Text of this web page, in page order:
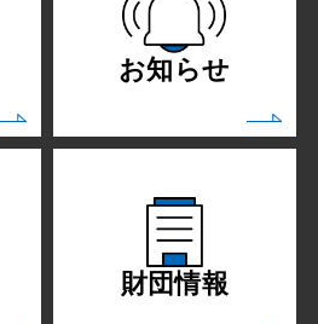
お知らせ
財団情報